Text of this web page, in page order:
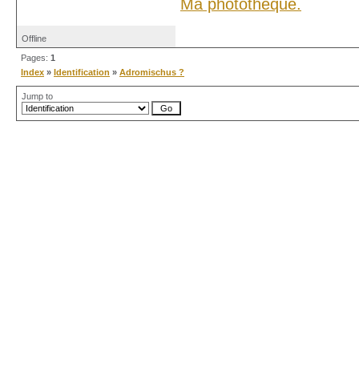
Ma photothèque.
Offline
Pages: 1
Index » Identification » Adromischus ?
Jump to